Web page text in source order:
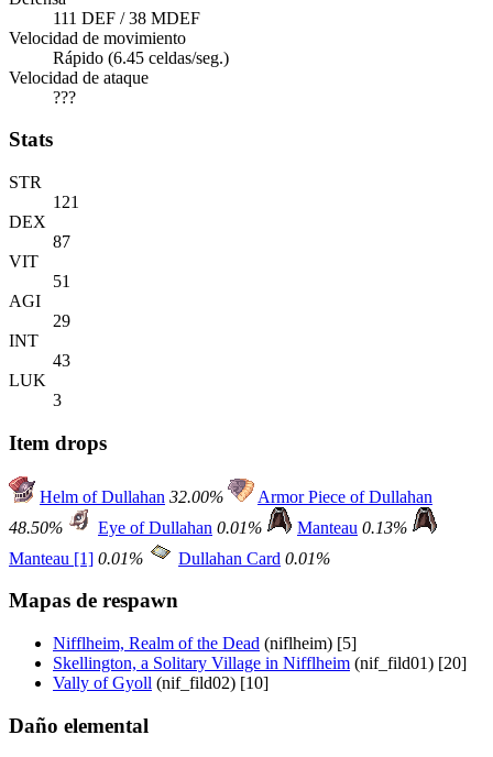
111 DEF / 38 MDEF
Velocidad de movimiento
Rápido (6.45 celdas/seg.)
Velocidad de ataque
???
Stats
STR
121
DEX
87
VIT
51
AGI
29
INT
43
LUK
3
Item drops
Helm of Dullahan 32.00%
Armor Piece of Dullahan
48.50%
Eye of Dullahan 0.01% Manteau 0.13%
Manteau [1] 0.01% Dullahan Card 0.01%
Mapas de respawn
Nifflheim, Realm of the Dead (niflheim) [5]
Skellington, a Solitary Village in Nifflheim (nif_fild01) [20]
Vally of Gyoll (nif_fild02) [10]
Daño elemental